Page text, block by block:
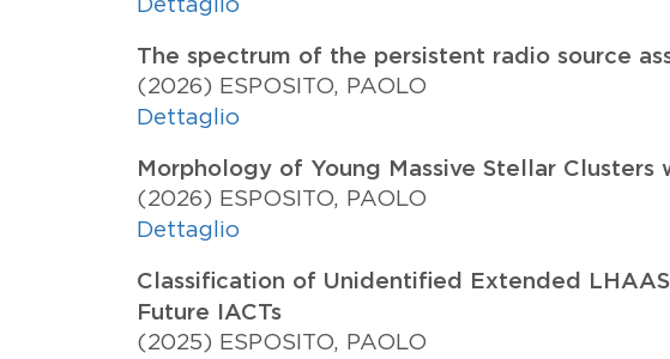
The spectrum of the persistent radio source
(2026) ESPOSITO, PAOLO
Dettaglio
Morphology of Young Massive Stellar Clusters
(2026) ESPOSITO, PAOLO
Dettaglio
Classification of Unidentified Extended
Future IACTs
(2025) ESPOSITO, PAOLO